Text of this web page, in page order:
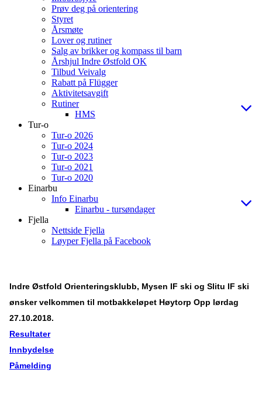
Prøv deg på orientering
Styret
Årsmøte
Lover og rutiner
Salg av brikker og kompass til barn
Årshjul Indre Østfold OK
Tilbud Veivalg
Rabatt på Flügger
Aktivitetsavgift
Rutiner
HMS
Tur-o
Tur-o 2026
Tur-o 2024
Tur-o 2023
Tur-o 2021
Tur-o 2020
Einarbu
Info Einarbu
Einarbu - tursøndager
Fjella
Nettside Fjella
Løyper Fjella på Facebook
Indre Østfold Orienteringsklubb, Mysen IF ski og Slitu IF ski
ønsker velkommen til motbakkeløpet Høytorp Opp lørdag
27.10.2018.
Resultater
Innbydelse
Påmelding